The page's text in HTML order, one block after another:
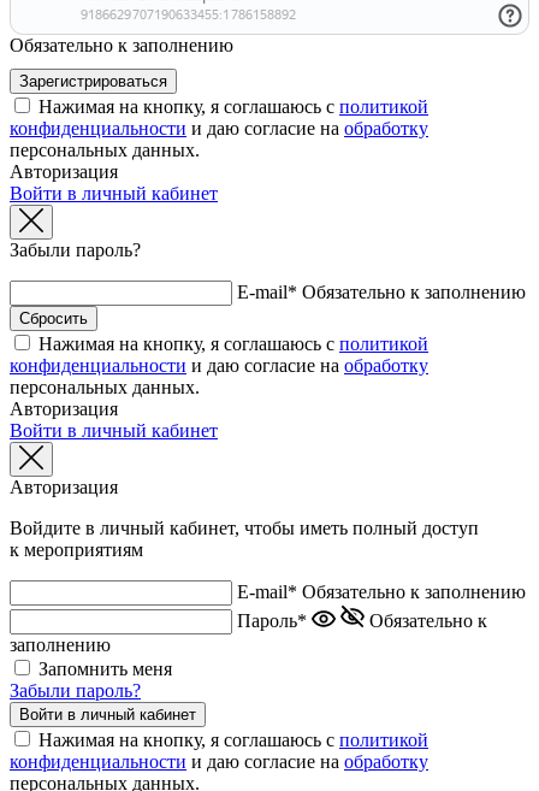
Обязательно к заполнению
Нажимая на кнопку, я соглашаюсь с политикой
конфиденциальности и даю согласие на обработку
персональных данных.
Авторизация
Войти в личный кабинет
Забыли пароль?
E-mail* Обязательно к заполнению
Нажимая на кнопку, я соглашаюсь с политикой
конфиденциальности и даю согласие на обработку
персональных данных.
Авторизация
Войти в личный кабинет
Авторизация
Войдите в личный кабинет, чтобы иметь полный доступ
к мероприятиям
E-mail* Обязательно к заполнению
Пароль*
Обязательно к
заполнению
Запомнить меня
Забыли пароль?
Нажимая на кнопку, я соглашаюсь с политикой
конфиденциальности и даю согласие на обработку
персональных данных.